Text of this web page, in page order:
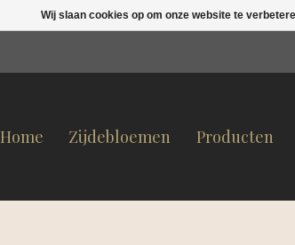
Home Zijdebloemen Producten
Wij slaan cookies op om onze website te